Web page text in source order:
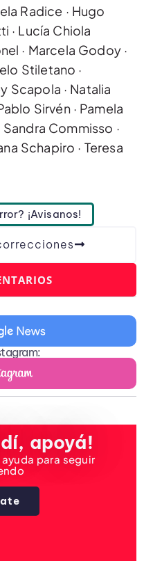
Radice · Hugo
· Lucía Chiola
· Marcela Godoy ·
Stiletano ·
Scapola · Natalia
Sirvén · Pamela
Sandra Commisso ·
Schapiro · Teresa
¡Avisanos!
apoyá!
para seguir